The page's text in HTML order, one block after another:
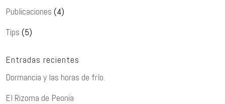
Publicaciones (4)
Tips (5)
Entradas recientes
Dormancia y las horas de frío.
El Rizoma de Peonia